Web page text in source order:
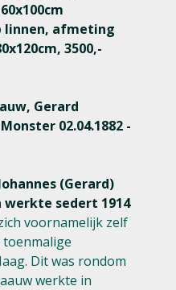
linnen, afmeting
3500,-
Gerard
02.04.1882 -
(Gerard)
sedert 1914
voornamelijk zelf
toenmalige
Dit was rondom
werkte in